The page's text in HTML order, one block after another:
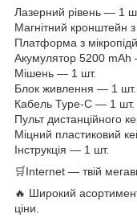
Лазерний рівень — 1
Магнітний кронштейн
Платформа з
Акумулятор 5200
Мішень — 1 шт.
Блок живлення — 1 шт.
Кабель Type-C — 1 шт.
Пульт дистанційного
Міцний пластиковий
Інструкція — 1 шт.
🛒Internet — твій
🔥 Широкий
ціни.